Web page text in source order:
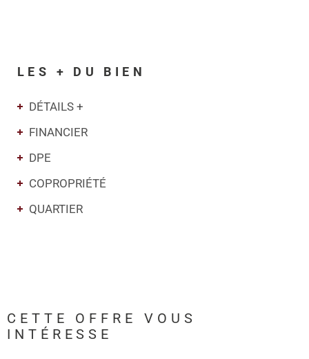
LES + DU BIEN
DÉTAILS +
FINANCIER
DPE
COPROPRIÉTÉ
QUARTIER
CETTE OFFRE
VOUS
INTÉRESSE